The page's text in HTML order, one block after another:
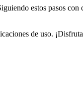
estos pasos
de uso.